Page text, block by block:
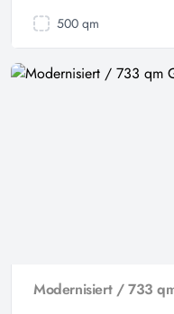
500 qm
Modernisiert / 733